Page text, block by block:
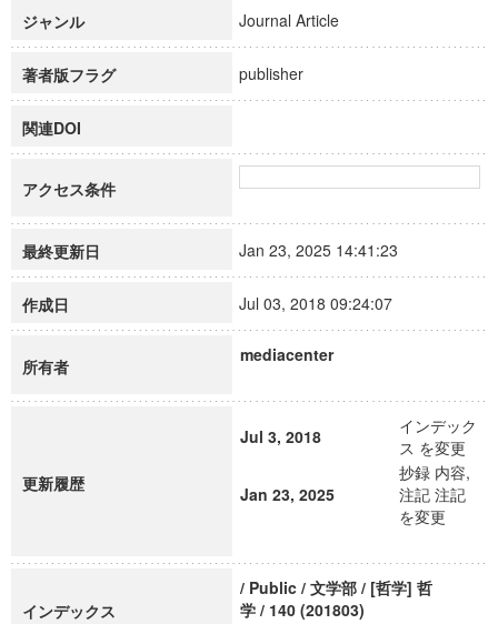
ジャンル Journal Article
著者版フラグ publisher
関連DOI
アクセス条件
最終更新日 Jan 23, 2025 14:41:23
作成日 Jul 03, 2018 09:24:07
所有者
mediacenter
更新履歴
Jul 3, 2018
インデック
ス を変更
Jan 23, 2025
抄録 内容,
注記 注記
を変更
インデックス
/ Public / 文学部 / [哲学] 哲
学 / 140 (201803)